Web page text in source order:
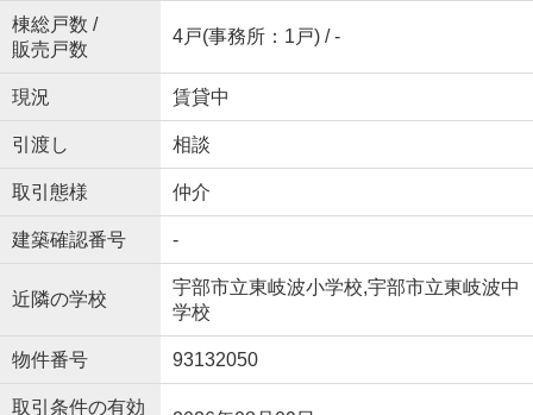
棟総戸数 /
販売戸数
4戸(事務所：1戸) / -
現況 賃貸中
引渡し 相談
取引態様 仲介
建築確認番号 -
近隣の学校
宇部市立東岐波小学校,宇部市立東岐波中
学校
物件番号 93132050
取引条件の有効